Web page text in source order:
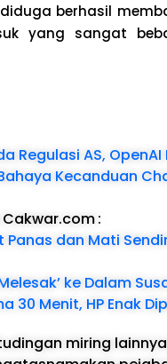
berhasil
yang sangat
Regulasi AS,
Kecanduan
:
Panas dan Mati
ke Dalam
30 Menit, HP Enak
miring